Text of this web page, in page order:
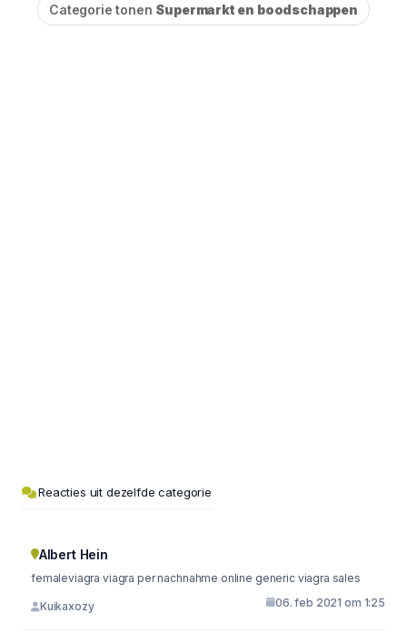
Categorie tonen Supermarkt en boodschappen
Reacties uit dezelfde categorie
Albert Hein
femaleviagra viagra per nachnahme online generic viagra sales
Kuikaxozy 06. feb 2021 om 1:25